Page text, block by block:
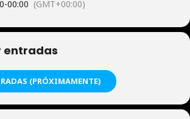
-00:00 (GMT+00:00)
entradas
(PRÓXIMAMENTE)